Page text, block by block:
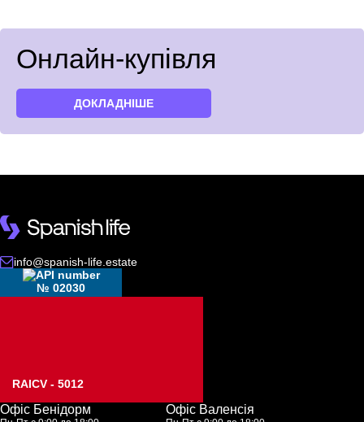
Онлайн-купівля
ДОКЛАДНІШЕ
info@spanish-life.estate
№ 02030
RAICV - 5012
Офіс Бенідорм Офіс Валенсія